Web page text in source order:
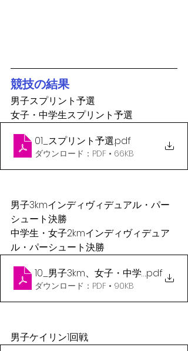
競技の結果
男子スプリント予選
女子・中学生スプリント予選
01_スプリント予選.pdf
ダウンロード：PDF • 66KB
男子3kmインディヴィデュアル・パー
シュート決勝
中学生・女子2kmインディヴィデュア
ル・パーシュート決勝
10_男子3km、女子・中学生2km
.pdf
ダウンロード：PDF • 90KB
男子ケイリン1回戦